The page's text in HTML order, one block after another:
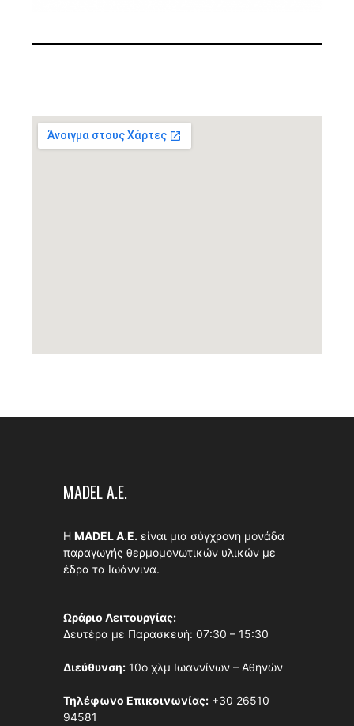
MADEL A.E.
Η MADEL A.E. είναι μια σύγχρονη μονάδα
παραγωγής θερμομονωτικών υλικών με
έδρα τα Ιωάννινα.
Ωράριο Λειτουργίας:
Δευτέρα με Παρασκευή: 07:30 – 15:30
Διεύθυνση: 10ο χλμ Ιωαννίνων – Αθηνών
Τηλέφωνο Επικοινωνίας: +30 26510
94581